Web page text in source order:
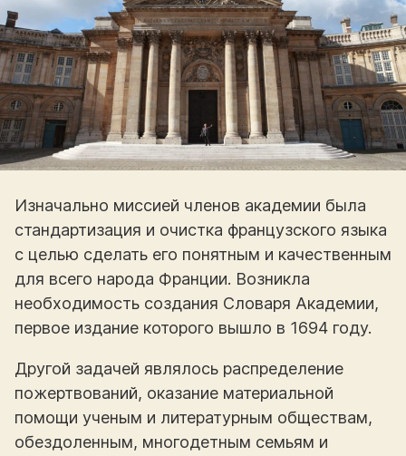
Изначально миссией членов академии была
стандартизация и очистка французского языка
с целью сделать его понятным и качественным
для всего народа Франции. Возникла
необходимость создания Словаря Академии,
первое издание которого вышло в 1694 году.
Другой задачей являлось распределение
пожертвований, оказание материальной
помощи ученым и литературным обществам,
обездоленным, многодетным семьям и